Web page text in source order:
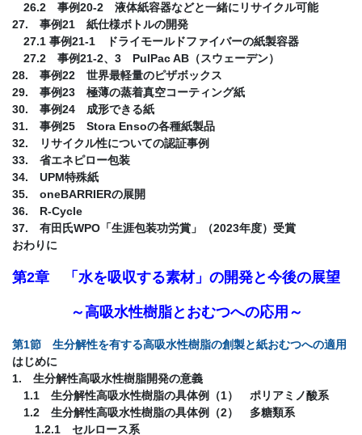
26.2 事例20-2 液体紙容器などと一緒にリサイクル可能
27. 事例21 紙仕様ボトルの開発
27.1 事例21-1 ドライモールドファイバーの紙製容器
27.2 事例21-2、3 PulPac AB（スウェーデン）
28. 事例22 世界最軽量のピザボックス
29. 事例23 極薄の蒸着真空コーティング紙
30. 事例24 成形できる紙
31. 事例25 Stora Ensoの各種紙製品
32. リサイクル性についての認証事例
33. 省エネピロー包装
34. UPM特殊紙
35. oneBARRIERの展開
36. R-Cycle
37. 有田氏WPO「生涯包装功労賞」（2023年度）受賞
おわりに
第2章 「水を吸収する素材」の開発と今後の展望
～高吸水性樹脂とおむつへの応用～
第1節 生分解性を有する高吸水性樹脂の創製と紙おむつへの適用
はじめに
1. 生分解性高吸水性樹脂開発の意義
1.1 生分解性高吸水性樹脂の具体例（1） ポリアミノ酸系
1.2 生分解性高吸水性樹脂の具体例（2） 多糖類系
1.2.1 セルロース系